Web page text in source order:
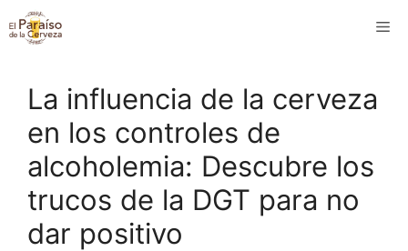
Saltar
al
La influencia de la cerveza
en los controles de
alcoholemia: Descubre los
trucos de la DGT para no
dar positivo